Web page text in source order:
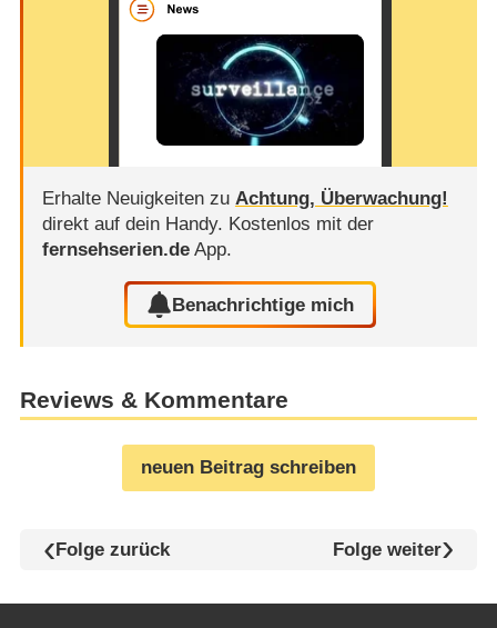
Erhalte Neuigkeiten zu Achtung, Überwachung!
direkt auf dein Handy. Kostenlos mit der
fernsehserien.deApp.
Benachrichtige mich
Reviews & Kommentare
neuen Beitrag schreiben
Folge zurück Folge weiter